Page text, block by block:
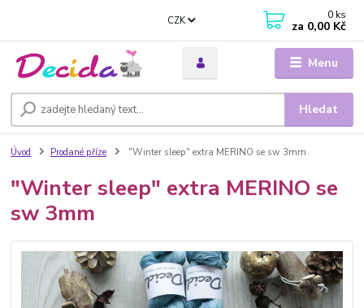
Menu
CZK
Hledat
0 ks
za 0,00 Kč
Úvod Prodané příze "Winter sleep" extra MERINO se sw 3mm
"Winter sleep" extra MERINO se
sw 3mm